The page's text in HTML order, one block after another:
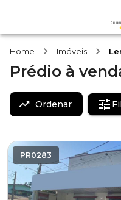
Home Imóveis
Prédio à
Ordenar
PR0283